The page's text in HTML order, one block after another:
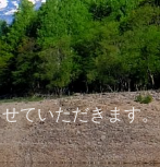
ていただきます。